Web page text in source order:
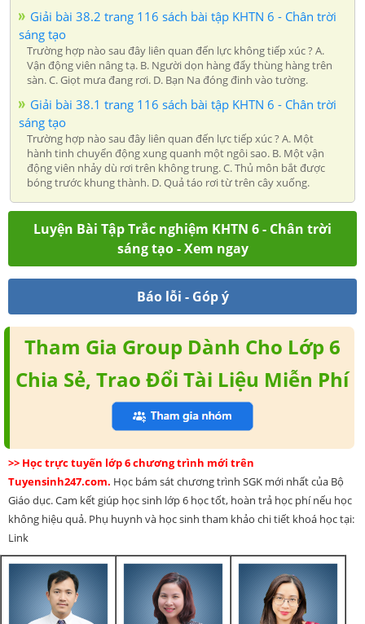
Giải bài 38.2 trang 116 sách bài tập KHTN 6 - Chân trời
sáng tạo
Trường hợp nào sau đây liên quan đến lực không tiếp xúc ? A.
Vận động viên nâng tạ. B. Người dọn hàng đẩy thùng hàng trên
sàn. C. Giọt mưa đang rơi. D. Bạn Na đóng đinh vào tường.
Giải bài 38.1 trang 116 sách bài tập KHTN 6 - Chân trời
sáng tạo
Trường hợp nào sau đây liên quan đến lực tiếp xúc ? A. Một
hành tinh chuyển động xung quanh một ngôi sao. B. Một vận
động viên nhảy dù rơi trên không trung. C. Thủ môn bắt được
bóng trước khung thành. D. Quả táo rơi từ trên cây xuống.
Luyện Bài Tập Trắc nghiệm KHTN 6 - Chân trời
sáng tạo - Xem ngay
Báo lỗi - Góp ý
Tham Gia Group Dành Cho Lớp 6
Chia Sẻ, Trao Đổi Tài Liệu Miễn Phí
>> Học trực tuyến lớp 6 chương trình mới trên
Tuyensinh247.com. Học bám sát chương trình SGK mới nhất của Bộ
Giáo dục. Cam kết giúp học sinh lớp 6 học tốt, hoàn trả học phí nếu học
không hiệu quả. Phụ huynh và học sinh tham khảo chi tiết khoá học tại:
Link